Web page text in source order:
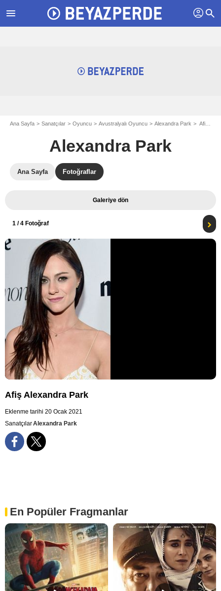
menu profil search
Ana Sayfa Sanatçılar Oyuncu Avustralyalı Oyuncu Alexandra Park Afiş Alexandra Park
Alexandra Park
Ana Sayfa Fotoğraflar
Galeriye dön
1 / 4 Fotoğraf
Afiş Alexandra Park
Eklenme tarihi 20 Ocak 2021
SanatçılarAlexandra Park
En Popüler Fragmanlar